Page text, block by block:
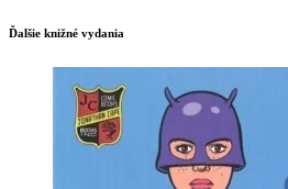
Ďalšie knižné vydania